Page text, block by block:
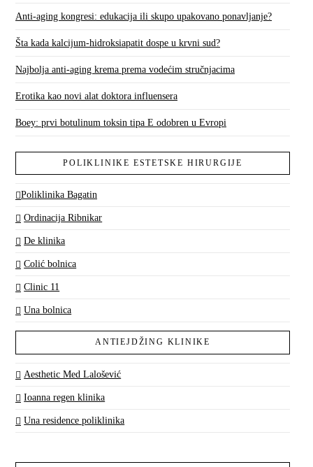
Anti-aging kongresi: edukacija ili skupo upakovano ponavljanje?
Šta kada kalcijum-hidroksiapatit dospe u krvni sud?
Najbolja anti-aging krema prema vodećim stručnjacima
Erotika kao novi alat doktora influensera
Boey: prvi botulinum toksin tipa E odobren u Evropi
POLIKLINIKE ESTETSKE HIRURGIJE
Poliklinika Bagatin
Ordinacija Ribnikar
De klinika
Colić bolnica
Clinic 11
Una bolnica
ANTIEJDŽING KLINIKE
Aesthetic Med Lalošević
Ioanna regen klinika
Una residence poliklinika